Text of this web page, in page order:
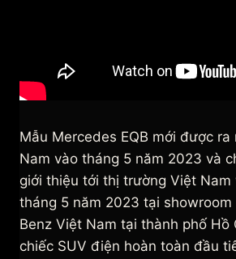
Mẫu Mercedes EQB mới được
Nam vào tháng 5 năm 2023 và
giới thiệu tới thị trường Việt Nam
tháng 5 năm 2023 tại
Benz Việt Nam tại thành phố Hồ
chiếc SUV điện hoàn toàn đầu